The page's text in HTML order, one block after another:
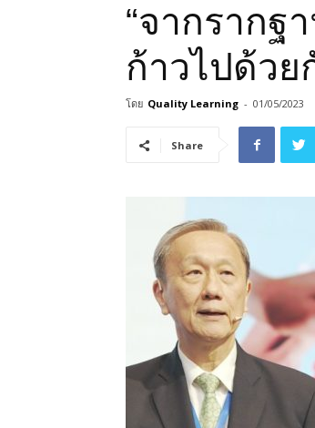
“จากราก
ก้าวไปด้วย
โดย Quality Learning - 01/05/2023
Share